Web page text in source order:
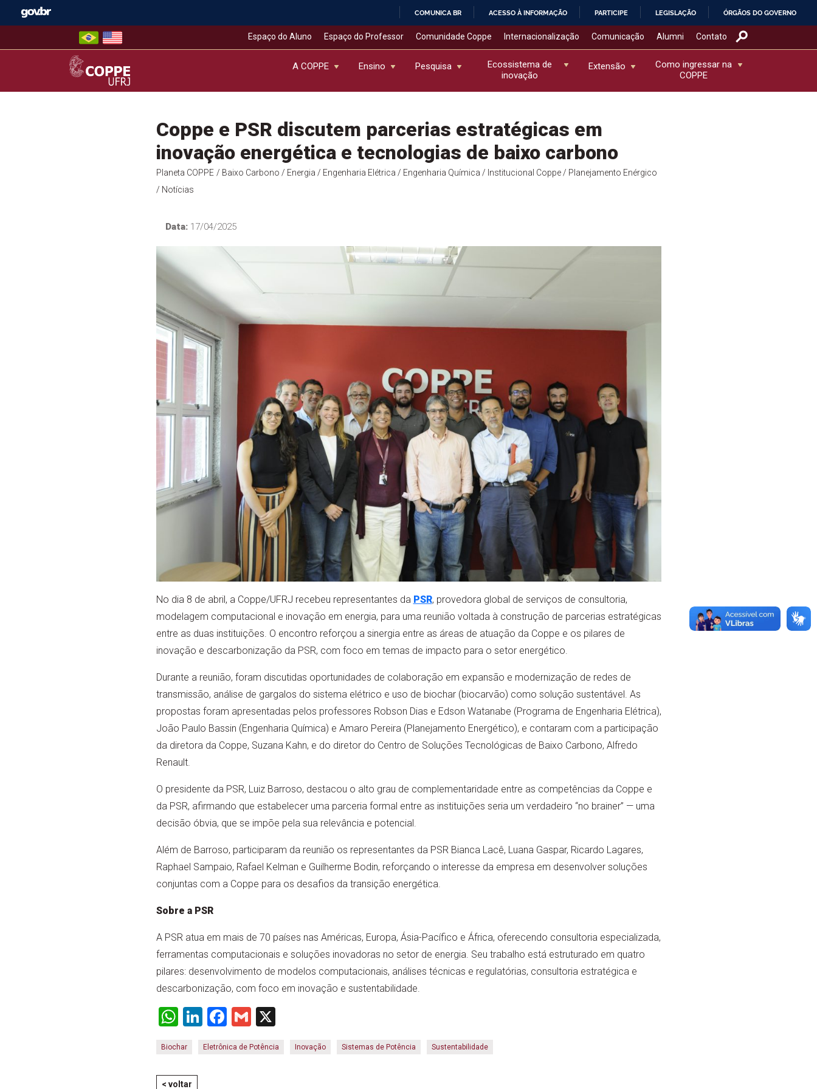
COMUNICA BR ACESSO À INFORMAÇÃO PARTICIPE LEGISLAÇÃO ÓRGÃOS DO GOVERNO
Espaço do Aluno Espaço do Professor Comunidade Coppe Internacionalização Comunicação Alumni Contato
COPPE – UFRJ
A COPPE Ensino Pesquisa
Ecossistema de
inovação
Extensão
Como ingressar na
COPPE
Coppe e PSR discutem parcerias estratégicas em
inovação energética e tecnologias de baixo carbono
Planeta COPPE / Baixo Carbono / Energia / Engenharia Elétrica / Engenharia Química / Institucional Coppe/ Planejamento Enérgico
/ Notícias
Data:17/04/2025
No dia 8 de abril, a Coppe/UFRJ recebeu representantes da PSR, provedora global de serviços de consultoria,
modelagem computacional e inovação em energia, para uma reunião voltada à construção de parcerias estratégicas
entre as duas instituições. O encontro reforçou a sinergia entre as áreas de atuação da Coppe e os pilares de
inovação e descarbonização da PSR, com foco em temas de impacto para o setor energético.
Durante a reunião, foram discutidas oportunidades de colaboração em expansão e modernização de redes de
transmissão, análise de gargalos do sistema elétrico e uso de biochar (biocarvão) como solução sustentável. As
propostas foram apresentadas pelos professores Robson Dias e Edson Watanabe (Programa de Engenharia Elétrica),
João Paulo Bassin (Engenharia Química) e Amaro Pereira (Planejamento Energético), e contaram com a participação
da diretora da Coppe, Suzana Kahn, e do diretor do Centro de Soluções Tecnológicas de Baixo Carbono, Alfredo
Renault.
O presidente da PSR, Luiz Barroso, destacou o alto grau de complementaridade entre as competências da Coppe e
da PSR, afirmando que estabelecer uma parceria formal entre as instituições seria um verdadeiro “no brainer” — uma
decisão óbvia, que se impõe pela sua relevância e potencial.
Além de Barroso, participaram da reunião os representantes da PSR Bianca Lacê, Luana Gaspar, Ricardo Lagares,
Raphael Sampaio, Rafael Kelman e Guilherme Bodin, reforçando o interesse da empresa em desenvolver soluções
conjuntas com a Coppe para os desafios da transição energética.
Sobre a PSR
A PSR atua em mais de 70 países nas Américas, Europa, Ásia-Pacífico e África, oferecendo consultoria especializada,
ferramentas computacionais e soluções inovadoras no setor de energia. Seu trabalho está estruturado em quatro
pilares: desenvolvimento de modelos computacionais, análises técnicas e regulatórias, consultoria estratégica e
descarbonização, com foco em inovação e sustentabilidade.
WhatsApp
LinkedIn
Facebook
Gmail
X
Biochar Eletrônica de Potência Inovação Sistemas de Potência Sustentabilidade
< voltar